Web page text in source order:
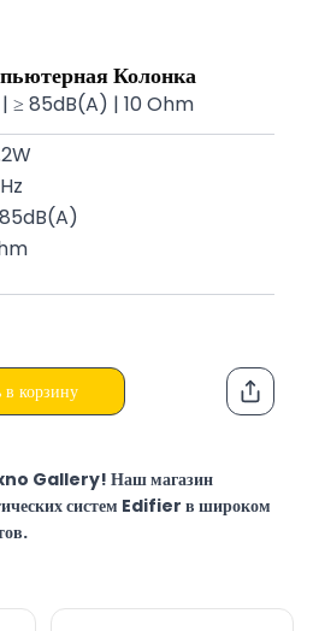
Колонка
| ≥ 85dB(A) | 10 Ohm
85dB(A)
корзину
Gallery! Наш магазин
систем Edifier в широком
Сулеймана Рустама 15,